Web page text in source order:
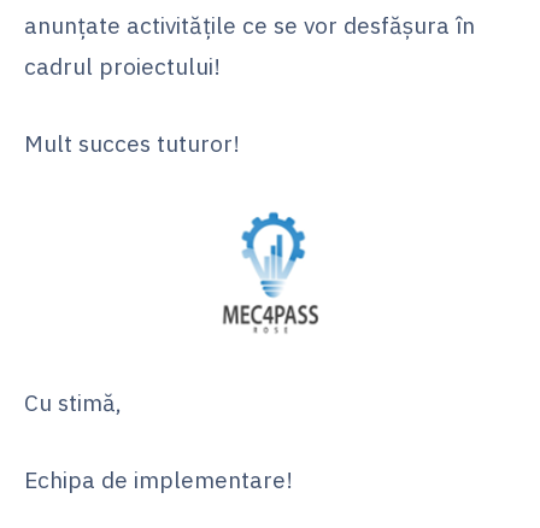
anunțate activitățile ce se vor desfășura în
cadrul proiectului!
Mult succes tuturor!
Cu stimă,
Echipa de implementare!